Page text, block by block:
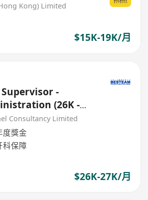
Kong) Limited
$15K-19K/月
-
(26K -
Consultancy Limited
度獎金
科保障
$26K-27K/月